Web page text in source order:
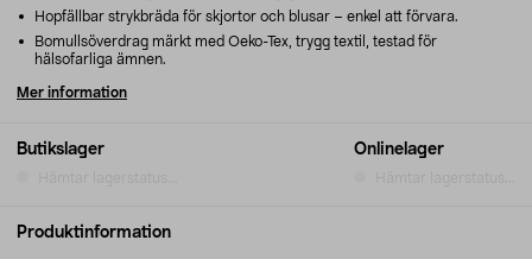
Butikslager Onlinelager
Hopfällbar strykbräda för skjortor och blusar – enkel att förvara.
Bomullsöverdrag märkt med Oeko-Tex, trygg textil, testad för
hälsofarliga ämnen.
Mer information
Produktinformation